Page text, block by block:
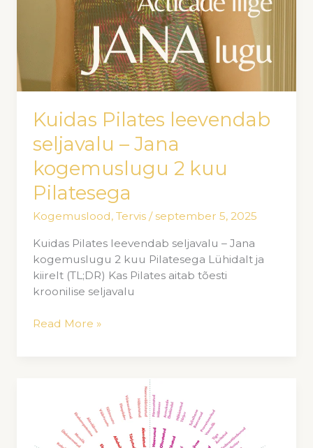
Kuidas Pilates leevendab
seljavalu – Jana
kogemuslugu 2 kuu
Pilatesega
Kogemuslood,Tervis / september 5, 2025
Kuidas Pilates leevendab seljavalu – Jana
kogemuslugu 2 kuu Pilatesega Lühidalt ja
kiirelt (TL;DR) Kas Pilates aitab tõesti
kroonilise seljavalu
Read More »